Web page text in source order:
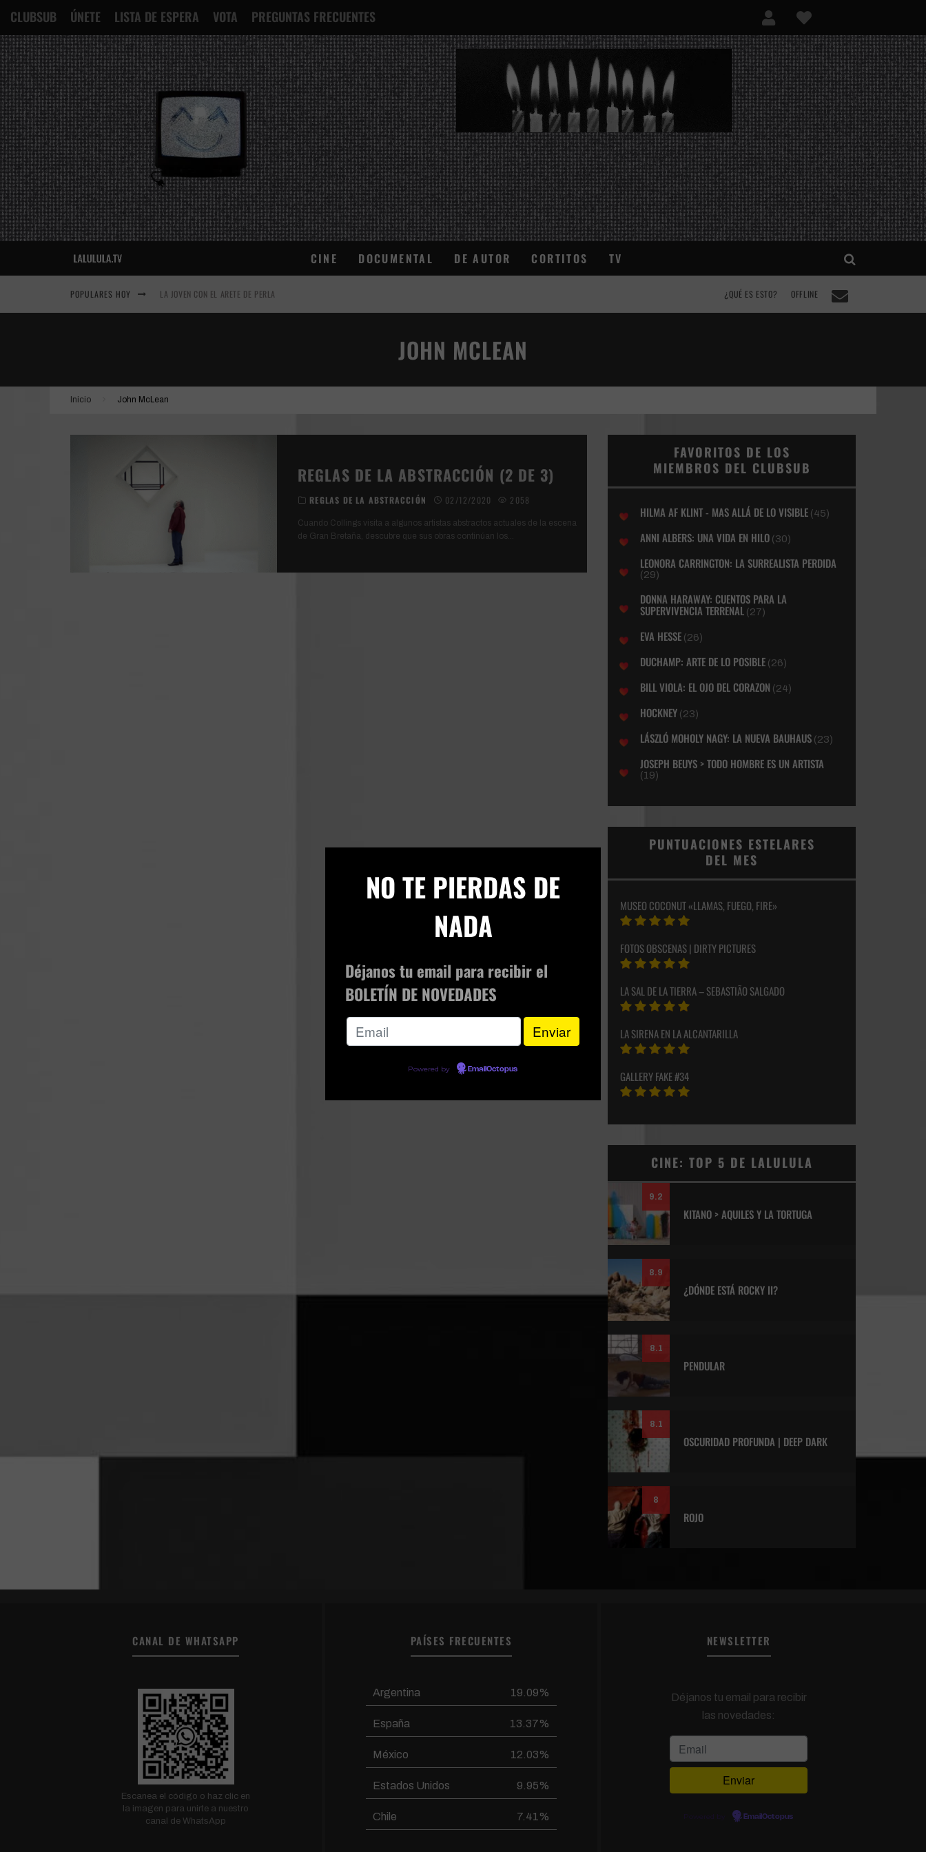
CLUBSUB ÚNETE LISTA DE ESPERA VOTA PREGUNTAS FRECUENTES
¿QUÉ ES ESTO?
CINE DOCUMENTAL DE AUTOR CORTITOS TV
POPULARES HOY LA JOVEN CON EL ARETE DE PERLA
DONNA HARAWAY: CUENTOS PARA LA SUPERVIVENCIA TERRENAL
¿QUÉ ES ESTO? OFFLINE
JOHN MCLEAN
Inicio John McLean
REGLAS DE LA ABSTRACCIÓN (2 DE 3)
REGLAS DE LA ABSTRACCIÓN 02/12/2020 2058
Cuando Collings visita a algunos artistas abstractos actuales de la escena
de Gran Bretaña, descubre que sus obras continúan los
FAVORITOS DE LOS
MIEMBROS DEL CLUBSUB
HILMA AF KLINT - MAS ALLÁ DE LO VISIBLE (45)
ANNI ALBERS: UNA VIDA EN HILO (30)
LEONORA CARRINGTON: LA SURREALISTA PERDIDA
(29)
DONNA HARAWAY: CUENTOS PARA LA
SUPERVIVENCIA TERRENAL (27)
EVA HESSE (26)
DUCHAMP: ARTE DE LO POSIBLE (26)
BILL VIOLA: EL OJO DEL CORAZON (24)
HOCKNEY (23)
LÁSZLÓ MOHOLY NAGY: LA NUEVA BAUHAUS (23)
JOSEPH BEUYS > TODO HOMBRE ES UN ARTISTA
(19)
PUNTUACIONES ESTELARES
DEL MES
MUSEO COCONUT «LLAMAS, FUEGO, FIRE»
FOTOS OBSCENAS | DIRTY PICTURES
LA SAL DE LA TIERRA – SEBASTIÃO SALGADO
LA SIRENA EN LA ALCANTARILLA
GALLERY FAKE #34
CINE: TOP 5 DE LALULULA
9.2
KITANO > AQUILES Y LA TORTUGA
8.9
¿DÓNDE ESTÁ ROCKY II?
8.1
PENDULAR
8.1
OSCURIDAD PROFUNDA | DEEP DARK
8
ROJO
CANAL DE WHATSAPP
Escanea el código o haz clic en
la imagen para unirte a nuestro
canal de WhatsApp
PAÍSES FRECUENTES
Argentina 19.09%
España 13.37%
México 12.03%
Estados Unidos 9.95%
Chile 7.41%
NEWSLETTER
Déjanos tu email para recibir
las novedades:
EmailOctopus
NO TE PIERDAS DE
NADA
Déjanos tu email para recibir el
BOLETÍN DE NOVEDADES
Powered by EmailOctopus